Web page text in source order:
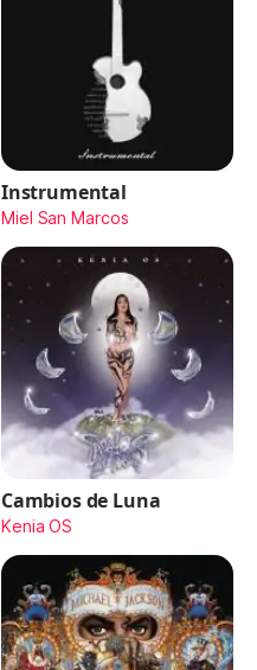
Instrumental
Miel San Marcos
Cambios de Luna
Kenia OS